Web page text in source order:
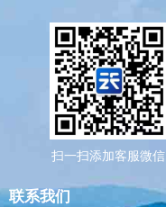
扫一扫添加客服微信
联系我们